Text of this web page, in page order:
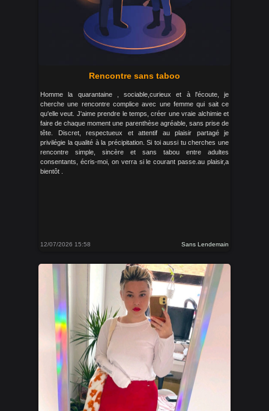
Rencontre sans taboo
Homme la quarantaine , sociable,curieux et à l'écoute, je
cherche une rencontre complice avec une femme qui sait ce
qu'elle veut. J'aime prendre le temps, créer une vraie alchimie et
faire de chaque moment une parenthèse agréable, sans prise de
tête. Discret, respectueux et attentif au plaisir partagé je
privilégie la qualité à la précipitation. Si toi aussi tu cherches une
rencontre simple, sincère et sans tabou entre adultes
consentants, écris-moi, on verra si le courant passe.au plaisir,a
bientôt .
12/07/2026 15:58 Sans Lendemain